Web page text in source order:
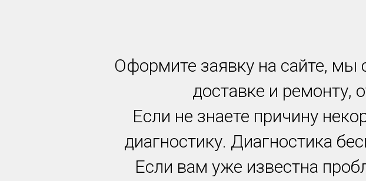
Оформите заявку на сайте, мы
доставке и ремонту,
Если не знаете причину
диагностику. Диагностика
Если вам уже известна